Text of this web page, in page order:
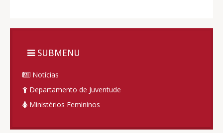
SUBMENU
Notícias
Departamento de Juventude
Ministérios Femininos